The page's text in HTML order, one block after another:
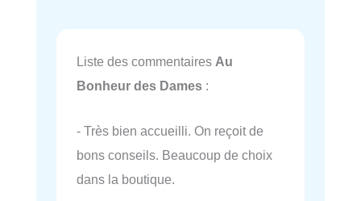
Liste des commentaires Au
Bonheur des Dames :
- Très bien accueilli. On reçoit de
bons conseils. Beaucoup de choix
dans la boutique.